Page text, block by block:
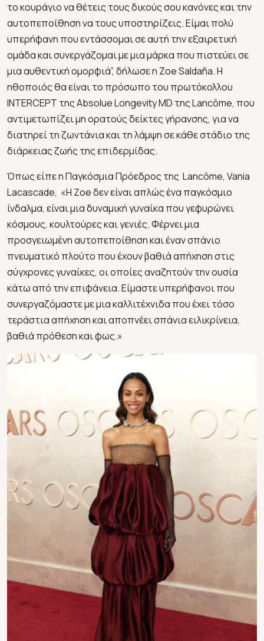
το κουράγιο να θέτεις τους δικούς σου κανόνες και την
αυτοπεποίθηση να τους υποστηρίζεις. Είμαι πολύ
υπερήφανη που εντάσσομαι σε αυτή την εξαιρετική
ομάδα και συνεργάζομαι με μια μάρκα που πιστεύει σε
μια αυθεντική ομορφιά”, δήλωσε η Zoe Saldaña. Η
ηθοποιός θα είναι το πρόσωπο του πρωτόκολλου
INTERCEPT της Absolue Longevity MD της Lancôme, που
αντιμετωπίζει μη ορατούς δείκτες γήρανσης, για να
διατηρεί τη ζωντάνια και τη λάμψη σε κάθε στάδιο της
διάρκειας ζωής της επιδερμίδας.
Όπως είπε η Παγκόσμια Πρόεδρος της Lancôme, Vania
Lacascade, «Η Zoe δεν είναι απλώς ένα παγκόσμιο
ίνδαλμα, είναι μια δυναμική γυναίκα που γεφυρώνει
κόσμους, κουλτούρες και γενιές. Φέρνει μια
προσγειωμένη αυτοπεποίθηση και έναν σπάνιο
πνευματικό πλούτο που έχουν βαθιά απήχηση στις
σύγχρονες γυναίκες, οι οποίες αναζητούν την ουσία
κάτω από την επιφάνεια. Είμαστε υπερήφανοι που
συνεργαζόμαστε με μια καλλιτέχνιδα που έχει τόσο
τεράστια απήχηση και αποπνέει σπάνια ειλικρίνεια,
βαθιά πρόθεση και φως.»